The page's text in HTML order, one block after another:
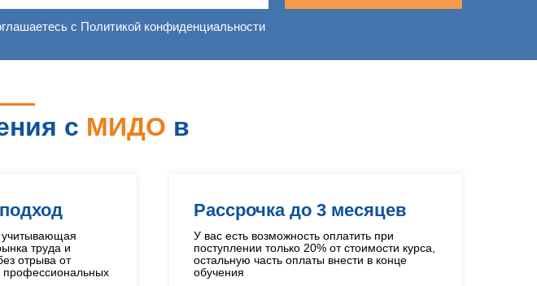
с Политикой конфиденциальности
с МИДО в
учитывающая
труда и
отрыва от
профессиональных
Рассрочка до 3 месяцев
У вас есть возможность оплатить при
поступлении только 20% от стоимости курса,
остальную часть оплаты внести в конце
обучения